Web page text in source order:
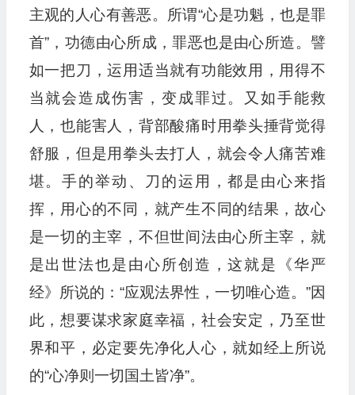
主观的人心有善恶。所谓“心是功魁，也是罪
首”，功德由心所成，罪恶也是由心所造。譬
如一把刀，运用适当就有功能效用，用得不
当就会造成伤害，变成罪过。又如手能救
人，也能害人，背部酸痛时用拳头捶背觉得
舒服，但是用拳头去打人，就会令人痛苦难
堪。手的举动、刀的运用，都是由心来指
挥，用心的不同，就产生不同的结果，故心
是一切的主宰，不但世间法由心所主宰，就
是出世法也是由心所创造，这就是《华严
经》所说的：“应观法界性，一切唯心造。”因
此，想要谋求家庭幸福，社会安定，乃至世
界和平，必定要先净化人心，就如经上所说
的“心净则一切国土皆净”。